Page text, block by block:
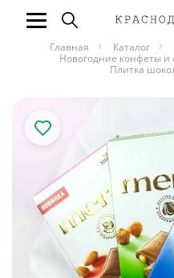
Главная Каталог
Новогодние конфеты и
Плитка